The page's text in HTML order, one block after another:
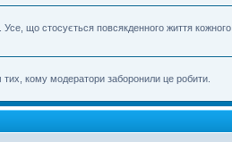
Усе, що стосується повсякденного життя кожного
кому модератори заборонили це робити.